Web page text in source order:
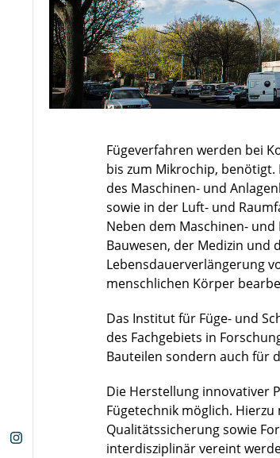
Fügeverfahren werden bei
bis zum Mikrochip,
des Maschinen- und
sowie in der Luft- und
Neben dem Maschinen-
Bauwesen, der Medizin und
Lebensdauerverlängerung
menschlichen Körper
Das Institut für Füge- und
des Fachgebiets in
Bauteilen sondern auch für
Die Herstellung innovativer
Fügetechnik möglich.
Qualitätssicherung sowie
interdisziplinär vereint